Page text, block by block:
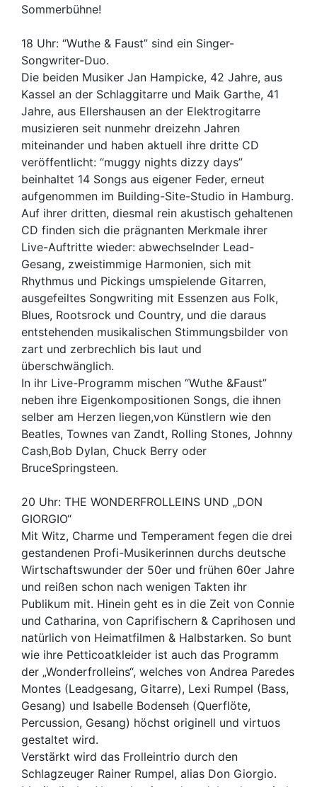
Sommerbühne!
18 Uhr: “Wuthe & Faust” sind ein Singer-
Songwriter-Duo.
Die beiden Musiker Jan Hampicke, 42 Jahre, aus
Kassel an der Schlaggitarre und Maik Garthe, 41
Jahre, aus Ellershausen an der Elektrogitarre
musizieren seit nunmehr dreizehn Jahren
miteinander und haben aktuell ihre dritte CD
veröffentlicht: “muggy nights dizzy days”
beinhaltet 14 Songs aus eigener Feder, erneut
aufgenommen im Building-Site-Studio in Hamburg.
Auf ihrer dritten, diesmal rein akustisch gehaltenen
CD finden sich die prägnanten Merkmale ihrer
Live-Auftritte wieder: abwechselnder Lead-
Gesang, zweistimmige Harmonien, sich mit
Rhythmus und Pickings umspielende Gitarren,
ausgefeiltes Songwriting mit Essenzen aus Folk,
Blues, Rootsrock und Country, und die daraus
entstehenden musikalischen Stimmungsbilder von
zart und zerbrechlich bis laut und
überschwänglich.
In ihr Live-Programm mischen “Wuthe &Faust”
neben ihre Eigenkompositionen Songs, die ihnen
selber am Herzen liegen,von Künstlern wie den
Beatles, Townes van Zandt, Rolling Stones, Johnny
Cash,Bob Dylan, Chuck Berry oder
BruceSpringsteen.
20 Uhr: THE WONDERFROLLEINS UND „DON
GIORGIO“
Mit Witz, Charme und Temperament fegen die drei
gestandenen Profi-Musikerinnen durchs deutsche
Wirtschaftswunder der 50er und frühen 60er Jahre
und reißen schon nach wenigen Takten ihr
Publikum mit. Hinein geht es in die Zeit von Connie
und Catharina, von Caprifischern & Caprihosen und
natürlich von Heimatfilmen & Halbstarken. So bunt
wie ihre Petticoatkleider ist auch das Programm
der „Wonderfrolleins“, welches von Andrea Paredes
Montes (Leadgesang, Gitarre), Lexi Rumpel (Bass,
Gesang) und Isabelle Bodenseh (Querflöte,
Percussion, Gesang) höchst originell und virtuos
gestaltet wird.
Verstärkt wird das Frolleintrio durch den
Schlagzeuger Rainer Rumpel, alias Don Giorgio.